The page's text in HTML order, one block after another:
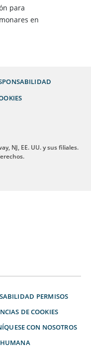
para
en
NJ, EE. UU. y sus filiales.
PERMISOS
DE COOKIES
CON NOSOTROS